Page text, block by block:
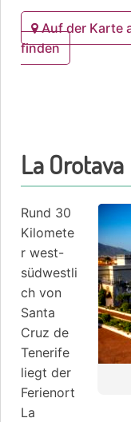
Auf der Karte
finden
La Orotava
Rund 30
Kilomete
r west-
südwestli
ch von
Santa
Cruz de
Tenerife
liegt der
Ferienort
La